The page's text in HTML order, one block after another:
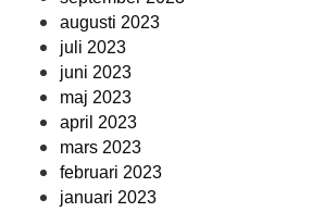
augusti 2023
juli 2023
juni 2023
maj 2023
april 2023
mars 2023
februari 2023
januari 2023